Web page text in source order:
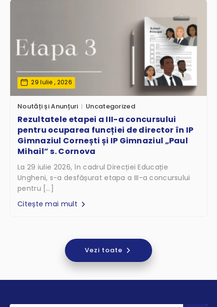
29 Iulie , 2026
Noutăți și Anunțuri Uncategorized
Rezultatele etapei a III-a concursului
pentru ocuparea funcției de director în IP
Gimnaziul Cornești și IP Gimnaziul „Paul
Mihail” s. Cornova
La 29 iulie 2026, în cadrul Direcției Educație
Ungheni, s-a desfășurat etapa a III-a concursului
pentru […]
Citește mai mult
Vezi toate